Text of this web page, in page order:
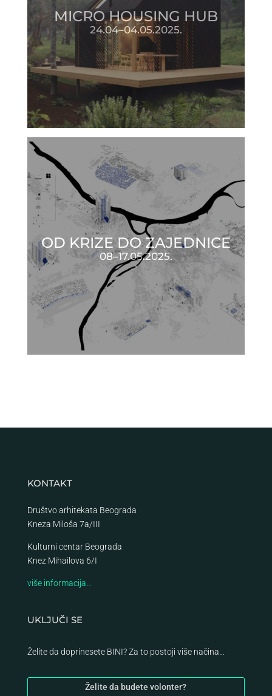
MICRO HOUSING HUB
24.04–04.05.2025.
OD KRIZE DO ZAJEDNICE
08–17.05.2025.
KONTAKT
Društvo arhitekata Beograda
Kneza Miloša 7a/III
Kulturni centar Beograda
Knez Mihailova 6/I
više informacija…
UKLJUČI SE
Želite da doprinesete BINI? Za to postoji više načina…
Želite da budete volonter?